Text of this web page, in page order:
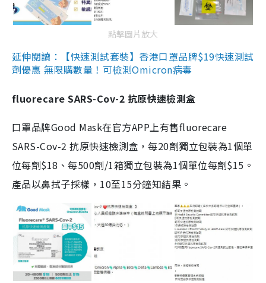
點擊圖片放大
延伸閱讀：【快速測試套裝】香港口罩品牌$19快速測試
劑優惠 無限購數量！可檢測Omicron病毒
fluorecare SARS-Cov-2 抗原快速檢測盒
口罩品牌Good Mask在官方APP上有售fluorecare
SARS-Cov-2 抗原快速檢測盒，每20劑獨立包裝為1個單
位每劑$18、每500劑/1箱獨立包裝為1個單位每劑$15。
產品以鼻拭子採樣，10至15分鐘知結果。